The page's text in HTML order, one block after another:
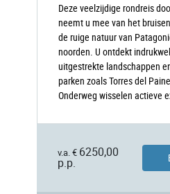
Deze veelzijdige rondreis
neemt u mee van het
de ruige natuur van
noorden. U ontdekt
uitgestrekte landschappen
parken zoals Torres del
Onderweg wisselen actieve
v.a. € 6250,00
p.p.